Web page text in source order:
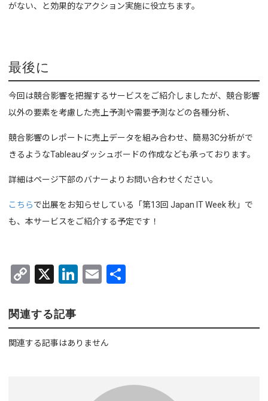
がない、と効果的なアクション実施に役立ちます。
最後に
今回は競合影響を把握するサービスをご紹介しましたが、競合影響
以外の要素を考慮した売上予測や需要予測などの各種分析、
競合影響のレポートに売上データを組み合わせ、簡易3C分析がで
きるようなTableauダッシュボードの作成なども承っております。
詳細はページ下部のバナーよりお問い合わせください。
こちらで出展をお知らせしている「第13回 Japan IT Week 秋」で
も、本サービスをご紹介する予定です！
C
py
Li
n
X
Li
dI
n
E
関連する記事
関連する記事はありません